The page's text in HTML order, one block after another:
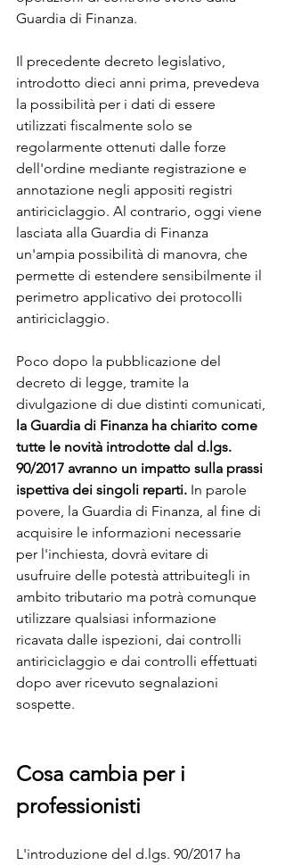
Guardia di Finanza.
Il precedente decreto legislativo,
introdotto dieci anni prima, prevedeva
la possibilità per i dati di essere
utilizzati fiscalmente solo se
regolarmente ottenuti dalle forze
dell'ordine mediante registrazione e
annotazione negli appositi registri
antiriciclaggio. Al contrario, oggi viene
lasciata alla Guardia di Finanza
un'ampia possibilità di manovra, che
permette di estendere sensibilmente il
perimetro applicativo dei protocolli
antiriciclaggio.
Poco dopo la pubblicazione del
decreto di legge, tramite la
divulgazione di due distinti comunicati,
la Guardia di Finanza ha chiarito come
tutte le novità introdotte dal d.lgs.
90/2017 avranno un impatto sulla prassi
ispettiva dei singoli reparti. In parole
povere, la Guardia di Finanza, al fine di
acquisire le informazioni necessarie
per l'inchiesta, dovrà evitare di
usufruire delle potestà attribuitegli in
ambito tributario ma potrà comunque
utilizzare qualsiasi informazione
ricavata dalle ispezioni, dai controlli
antiriciclaggio e dai controlli effettuati
dopo aver ricevuto segnalazioni
sospette.
Cosa cambia per i
professionisti
L'introduzione del d.lgs. 90/2017 ha